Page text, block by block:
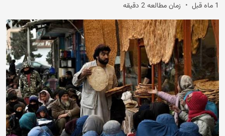
1 ماه قبل زمان مطالعه 2 دقیقه